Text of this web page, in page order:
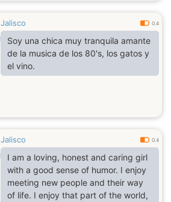
Jalisco 0.4
Soy una chica muy tranquila amante
de la musica de los 80's, los gatos y
el vino.
Jalisco 0.4
I am a loving, honest and caring girl
with a good sense of humor. I enjoy
meeting new people and their way
of life. I enjoy that part of the world,